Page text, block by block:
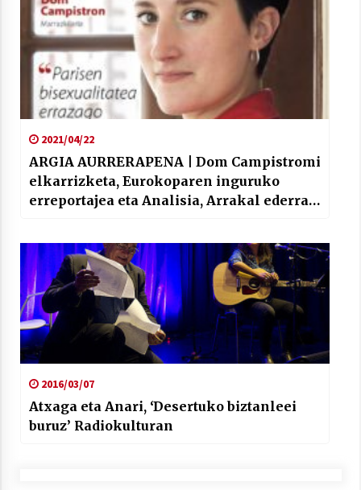
2021/04/22
ARGIA AURRERAPENA | Dom Campistromi
elkarrizketa, Eurokoparen inguruko
erreportajea eta Analisia, Arrakal ederra
2016/03/07
Atxaga eta Anari, ‘Desertuko biztanleei
buruz’ Radiokulturan